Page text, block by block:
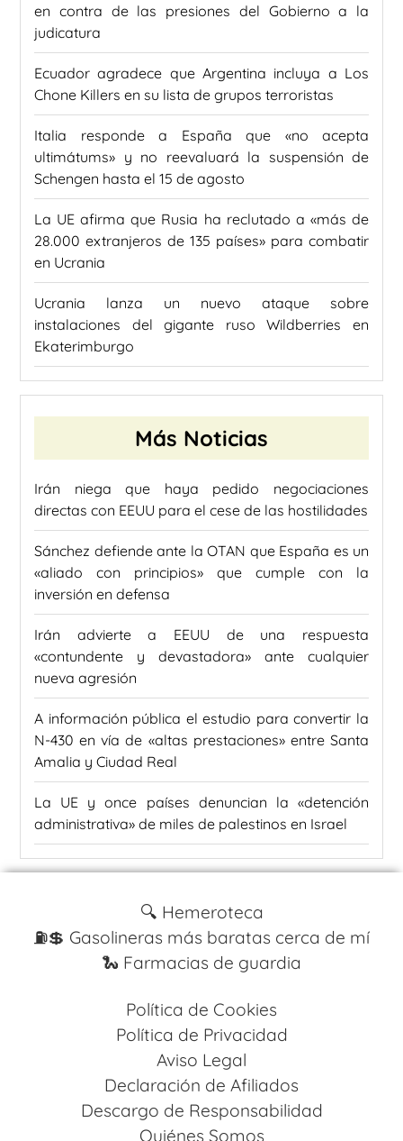
en contra de las presiones del Gobierno a la
judicatura
Ecuador agradece que Argentina incluya a Los
Chone Killers en su lista de grupos terroristas
Italia responde a España que «no acepta
ultimátums» y no reevaluará la suspensión de
Schengen hasta el 15 de agosto
La UE afirma que Rusia ha reclutado a «más de
28.000 extranjeros de 135 países» para combatir
en Ucrania
Ucrania lanza un nuevo ataque sobre
instalaciones del gigante ruso Wildberries en
Ekaterimburgo
Más Noticias
Irán niega que haya pedido negociaciones
directas con EEUU para el cese de las hostilidades
Sánchez defiende ante la OTAN que España es un
«aliado con principios» que cumple con la
inversión en defensa
Irán advierte a EEUU de una respuesta
«contundente y devastadora» ante cualquier
nueva agresión
A información pública el estudio para convertir la
N-430 en vía de «altas prestaciones» entre Santa
Amalia y Ciudad Real
La UE y once países denuncian la «detención
administrativa» de miles de palestinos en Israel
🔍 Hemeroteca
⛽️💲 Gasolineras más baratas cerca de mí
🐍 Farmacias de guardia
Política de Cookies
Política de Privacidad
Aviso Legal
Declaración de Afiliados
Descargo de Responsabilidad
Quiénes Somos